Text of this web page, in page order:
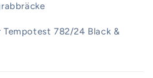
Tempotest 782/24 Black &